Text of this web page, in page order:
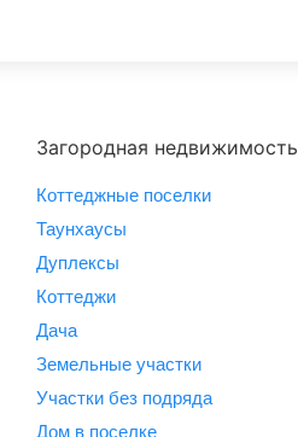
Загородная недвижимость
Коттеджные поселки
Таунхаусы
Дуплексы
Коттеджи
Дача
Земельные участки
Участки без подряда
Дом в поселке